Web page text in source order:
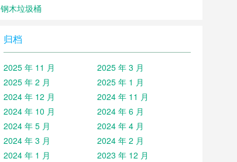
钢木垃圾桶
归档
2025 年 11 月
2025 年 3 月
2025 年 2 月
2025 年 1 月
2024 年 12 月
2024 年 11 月
2024 年 10 月
2024 年 6 月
2024 年 5 月
2024 年 4 月
2024 年 3 月
2024 年 2 月
2024 年 1 月
2023 年 12 月